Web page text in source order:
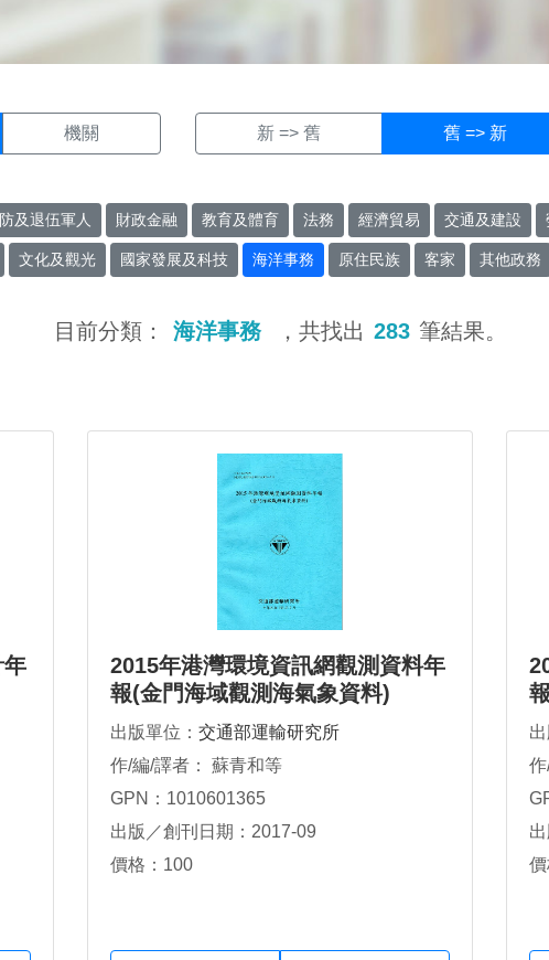
機關 新 => 舊 舊 => 新
及退伍軍人 財政金融 教育及體育 法務 經濟貿易 交通及建設
文化及觀光 國家發展及科技 海洋事務 原住民族 客家 其他政務
目前分類： 海洋事務 ，共找出 283 筆結果。
年
2015年港灣環境資訊網觀測資料年
報(金門海域觀測海氣象資料)
出版單位： 交通部運輸研究所
作/編/譯者： 蘇青和等
GPN：1010601365
出版／創刊日期：2017-09
價格：100